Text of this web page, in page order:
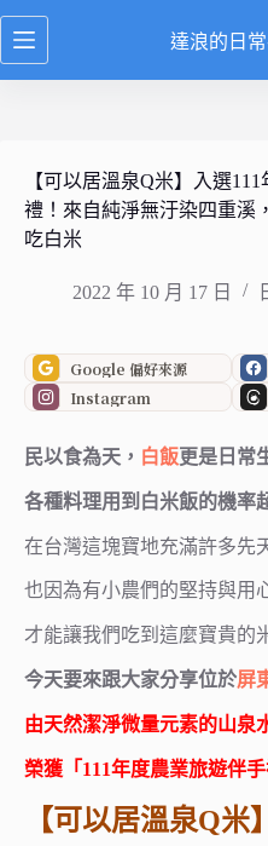
跳
至
達浪的日
【可以居溫泉Q米】入選
禮！來自純淨無汙染四重溪
吃白米
2022 年 10 月 17 日
Google 偏好來源
Instagram
民以食為天， 白飯更是日常
各種料理用到白米飯的機率
在台灣這塊寶地充滿許多先
也因為有小農們的堅持與用
才能讓我們吃到這麼寶貴的
今天要來跟大家分享位於屏
由天然潔淨微量元素的山泉
榮獲「111年度農業旅遊伴手
【可以居溫泉Q米】